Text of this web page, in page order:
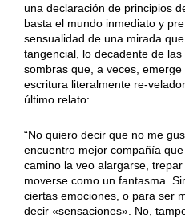
una declaración de principios
basta el mundo inmediato y
sensualidad de una mirada
tangencial, lo decadente de
sombras que, a veces,
escritura literalmente re-
último relato:
“No quiero decir que no me
encuentro mejor compañía
camino la veo alargarse, trepar
moverse como un fantasma.
ciertas emociones, o para ser
decir «sensaciones». No,